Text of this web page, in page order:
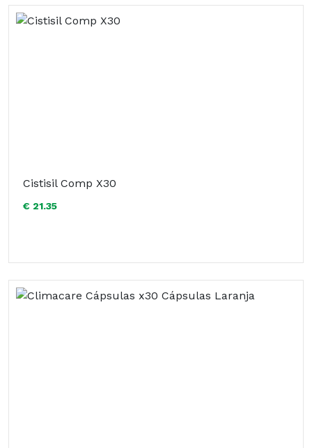
Cistisil Comp X30
€ 21.35